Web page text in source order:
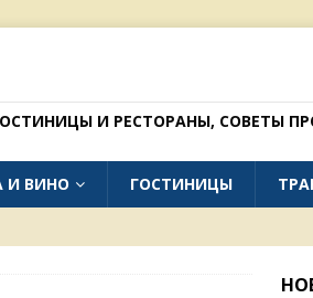
И РЕСТОРАНЫ, СОВЕТЫ
И ВИНО ГОСТИНИЦЫ